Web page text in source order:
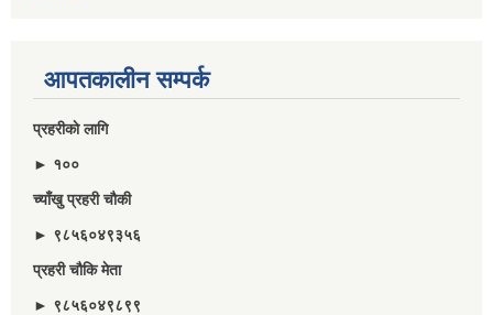
आपतकालीन सम्पर्क
प्रहरीकाे लागि
► १००
च्याँखु प्रहरी चाैकी
► ९८५६०४९३५६
प्रहरी चौकि मेता
► ९८५६०४९८९९